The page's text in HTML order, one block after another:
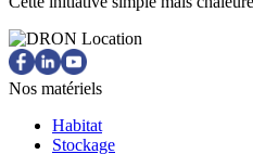
Nos matériels
Habitat
Stockage